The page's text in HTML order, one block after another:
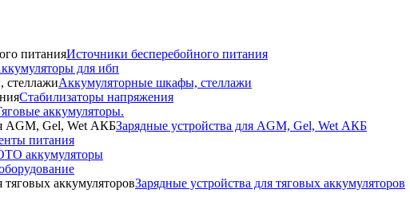
Источники бесперебойного питания
для ибп
Аккумуляторные шкафы, стеллажи
Стабилизаторы напряжения
аккумуляторы.
Зарядные устройства для AGM, Gel, Wet АКБ
питания
аккумуляторы
Зарядные устройства для тяговых аккумуляторов